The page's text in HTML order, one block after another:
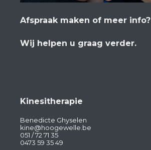
Afspraak maken of meer info?
Wij helpen u graag verder.
Kinesitherapie
Benedicte Ghyselen
kine@hoogewelle.be
051 / 72 71 35
0473 59 35 49